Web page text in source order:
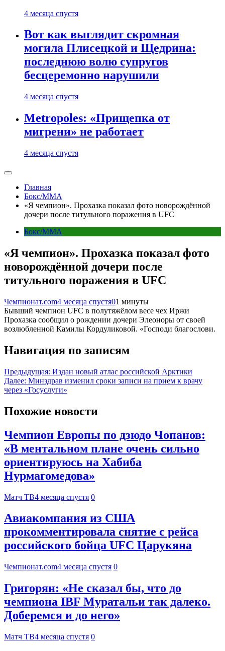
4 месяца спустя
Вот как выглядит скромная
могила Плисецкой и Щедрина:
последнюю волю супругов
бесцеремонно нарушили
4 месяца спустя
Metropoles: «Прищепка от
мигрени» не работает
4 месяца спустя
Главная
Бокс/MMA
«Я чемпион». Прохазка показал фото новорождённой
дочери после титульного поражения в UFC
Бокс/MMA
«Я чемпион». Прохазка показал фото
новорождённой дочери после
титульного поражения в UFC
Чемпионат.com4 месяца спустя01 минуты
Бывший чемпион UFC в полутяжёлом весе чех Иржи
Прохазка сообщил о рождении дочери Элеоноры от своей
возлюбленной Камилы Кордуликовой. «Господи благослови.
Навигация по записям
Предыдущая: Издан новый атлас российской Арктики
Далее: Минздрав изменил сроки записи на прием к врачу
через «Госуслуги»
Похожие новости
Чемпион Европы по дзюдо Чопанов:
«В ментальном плане очень сильно
ориентируюсь на Хабиба
Нурмагомедова»
Матч ТВ4 месяца спустя 0
Авиакомпания из США
прокомментировала снятие с рейса
российского бойца UFC Царукяна
Чемпионат.com4 месяца спустя 0
Григорян: «Не сказал бы, что до
чемпиона IBF Муратальи так далеко.
Доберемся и до него»
Матч ТВ4 месяца спустя 0